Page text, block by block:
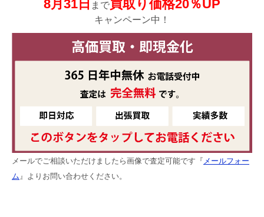
8月31日 まで買取り価格20％UP
キャンペーン中！
メールでご相談いただけましたら画像で査定可能です『 メールフォー
ム 』よりお問い合わせください。